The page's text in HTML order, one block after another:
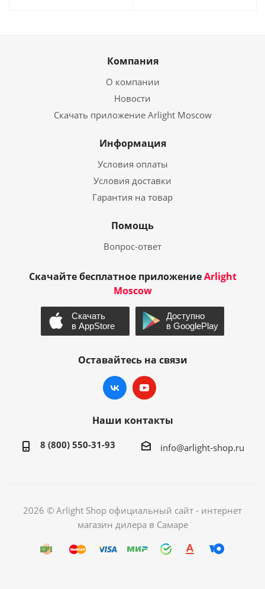
Компания
О компании
Новости
Скачать приложение Arlight Moscow
Информация
Условия оплаты
Условия доставки
Гарантия на товар
Помощь
Вопрос-ответ
Скачайте бесплатное приложениеArlight
Moscow
Оставайтесь на связи
Наши контакты
8 (800) 550-31-93 info@arlight-shop.ru
2026 © Arlight Shop официальный сайт - интернет
магазин дилера в Самаре